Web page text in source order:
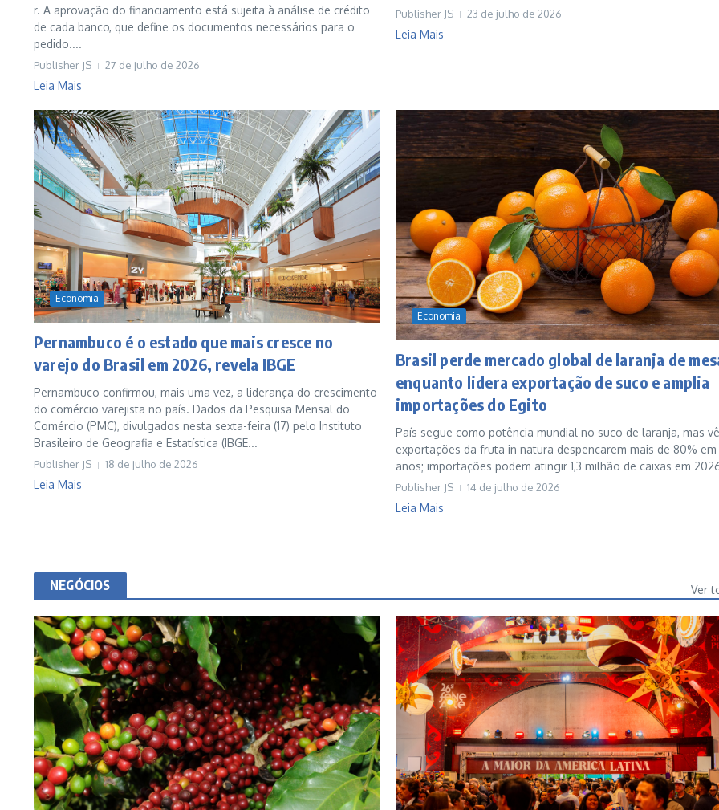
r. A aprovação do financiamento está sujeita à análise de crédito
de cada banco, que define os documentos necessários para o
pedido....
Publisher JS 27 de julho de 2026
Leia Mais
Publisher JS 23 de julho de 2026
Leia Mais
Economia
Pernambuco é o estado que mais cresce no
varejo do Brasil em 2026, revela IBGE
Pernambuco confirmou, mais uma vez, a liderança do crescimento
do comércio varejista no país. Dados da Pesquisa Mensal do
Comércio (PMC), divulgados nesta sexta-feira (17) pelo Instituto
Brasileiro de Geografia e Estatística (IBGE...
Publisher JS 18 de julho de 2026
Leia Mais
Economia
Brasil perde mercado global de laranja de
enquanto lidera exportação de suco e amplia
importações do Egito
País segue como potência mundial no suco de laranja, mas vê
exportações da fruta in natura despencarem mais de 80% em
anos; importações podem atingir 1,3 milhão de caixas em
Publisher JS 14 de julho de 2026
Leia Mais
NEGÓCIOS Ver